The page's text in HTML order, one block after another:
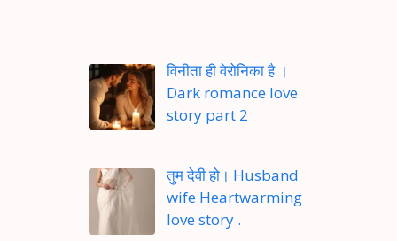
विनीता ही वेरोनिका है ।
Dark romance love
story part 2
तुम देवी हो। Husband
wife Heartwarming
love story .